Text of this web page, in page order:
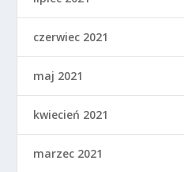
czerwiec 2021
maj 2021
kwiecień 2021
marzec 2021